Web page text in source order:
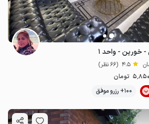
- خورین - واحد ۱
4.5 (66 نظر)
تومان
100+ رزرو موفق